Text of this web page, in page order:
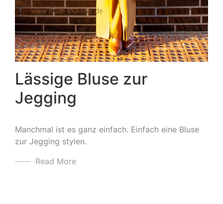
Lässige Bluse zur
Jegging
Manchmal ist es ganz einfach. Einfach eine Bluse
zur Jegging stylen.
Read More